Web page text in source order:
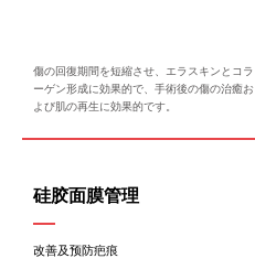
傷の回復期間を短縮させ、エラスキンとコラ
ーゲン形成に効果的で、手術後の傷の治癒お
よび肌の再生に効果的です。
硅胶面膜管理
改善及预防疤痕